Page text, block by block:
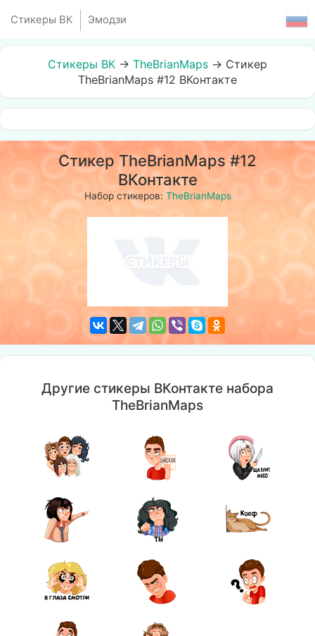
Стикеры ВК Эмодзи
Стикеры ВК → TheBrianMaps → Стикер
TheBrianMaps #12 ВКонтакте
Стикер TheBrianMaps #12
ВКонтакте
Набор стикеров: TheBrianMaps
Другие стикеры ВКонтакте набора
TheBrianMaps